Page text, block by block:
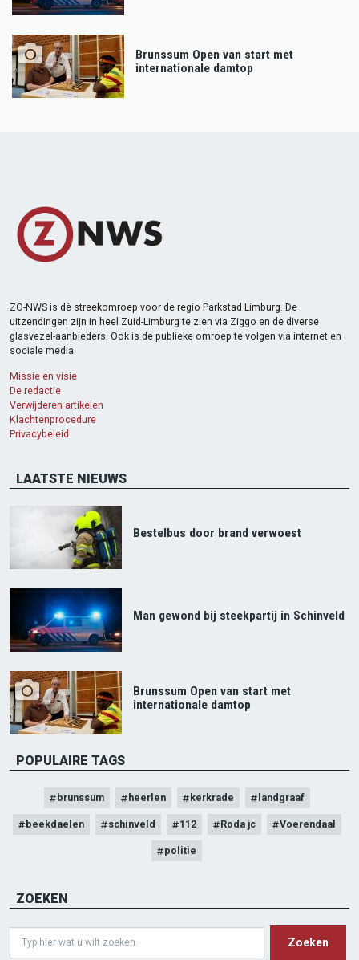
Brunssum Open van start met
internationale damtop
ZO-NWS is dè streekomroep voor de regio Parkstad Limburg. De
uitzendingen zijn in heel Zuid-Limburg te zien via Ziggo en de diverse
glasvezel-aanbieders. Ook is de publieke omroep te volgen via internet en
sociale media.
Missie en visie
De redactie
Verwijderen artikelen
Klachtenprocedure
Privacybeleid
LAATSTE NIEUWS
Bestelbus door brand verwoest
Man gewond bij steekpartij in Schinveld
Brunssum Open van start met
internationale damtop
POPULAIRE TAGS
brunssum heerlen kerkrade landgraaf
beekdaelen schinveld 112 Roda jc Voerendaal
politie
ZOEKEN